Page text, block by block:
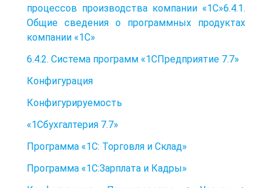
процессов производства компании «1С»6.4.1.
Общие сведения о программных продуктах
компании «1С»
6.4.2. Система программ «1СПредприятие 7.7»
Конфигурация
Конфигурируемость
«1Сбухгалтерия 7.7»
Программа «1С: Торговля и Склад»
Программа «1С:Зарплата и Кадры»